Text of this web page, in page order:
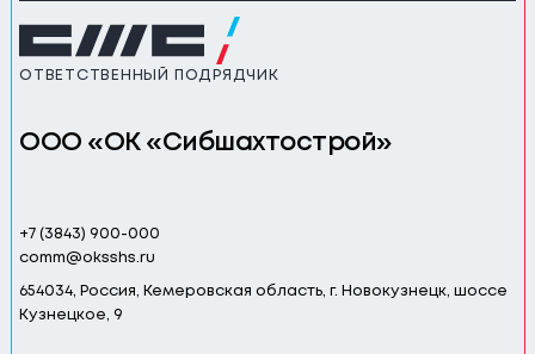
ОТВЕТСТВЕННЫЙ ПОДРЯДЧИК
ООО «ОК «Сибшахтострой»
+7 (3843) 900-000
comm@oksshs.ru
654034, Россия, Кемеровская область, г. Новокузнецк, шоссе
Кузнецкое, 9